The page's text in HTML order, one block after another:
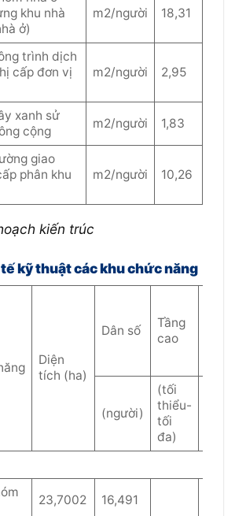
khu nhà
ở)
m2/người 18,31
trình dịch
cấp đơn vị
m2/người 2,95
xanh sử
cộng
m2/người 1,83
giao
phân khu
m2/người 10,26
kiến trúc
kỹ thuật các khu chức năng
Diện
tích (ha)
Dân số
Tầng
cao
(người)
(tối
thiểu-
tối
đa)
23,7002 16,491